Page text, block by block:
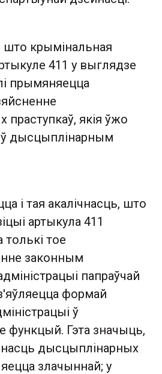
што крымінальная
411 у выглядзе
прымяняецца
якія ўжо
дысцыплінарным
і тая акалічнасць, што
артыкула 411
толькі тое
законным
папраўчай
формай
ў
функцый. Гэта значыць,
дысцыплінарных
злачыннай; у